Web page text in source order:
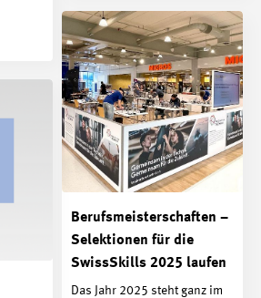
Berufsmeisterschaften –
Selektionen für die
SwissSkills 2025 laufen
Das Jahr 2025 steht ganz im